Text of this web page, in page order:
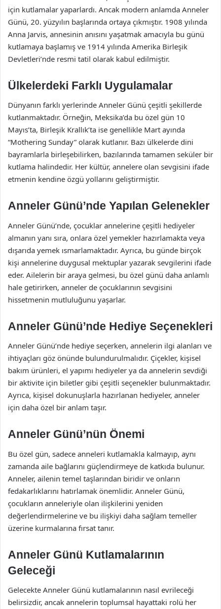
için kutlamalar yaparlardı. Ancak modern anlamda Anneler
Günü, 20. yüzyılın başlarında ortaya çıkmıştır. 1908 yılında
Anna Jarvis, annesinin anısını yaşatmak amacıyla bu günü
kutlamaya başlamış ve 1914 yılında Amerika Birleşik
Devletleri’nde resmi tatil olarak kabul edilmiştir.
Ülkelerdeki Farklı Uygulamalar
Dünyanın farklı yerlerinde Anneler Günü çeşitli şekillerde
kutlanmaktadır. Örneğin, Meksika’da bu özel gün 10
Mayıs’ta, Birleşik Krallık’ta ise genellikle Mart ayında
“Mothering Sunday” olarak kutlanır. Bazı ülkelerde dini
bayramlarla birleşebilirken, bazılarında tamamen seküler bir
kutlama halindedir. Her kültür, annelere olan sevgisini ifade
etmenin kendine özgü yollarını geliştirmiştir.
Anneler Günü’nde Yapılan Gelenekler
Anneler Günü’nde, çocuklar annelerine çeşitli hediyeler
almanın yanı sıra, onlara özel yemekler hazırlamakta veya
dışarıda yemek ısmarlamaktadır. Ayrıca, bu günde birçok
kişi annelerine duygusal mektuplar yazarak sevgilerini ifade
eder. Ailelerin bir araya gelmesi, bu özel günü daha anlamlı
hale getirirken, anneler de çocuklarının sevgisini
hissetmenin mutluluğunu yaşarlar.
Anneler Günü’nde Hediye Seçenekleri
Anneler Günü’nde hediye seçerken, annelerin ilgi alanları ve
ihtiyaçları göz önünde bulundurulmalıdır. Çiçekler, kişisel
bakım ürünleri, el yapımı hediyeler ya da annelerin sevdiği
bir aktivite için biletler gibi çeşitli seçenekler bulunmaktadır.
Ayrıca, kişisel dokunuşlarla hazırlanan hediyeler, anneler
için daha özel bir anlam taşır.
Anneler Günü’nün Önemi
Bu özel gün, sadece anneleri kutlamakla kalmayıp, aynı
zamanda aile bağlarını güçlendirmeye de katkıda bulunur.
Anneler, ailenin temel taşlarından biridir ve onların
fedakarlıklarını hatırlamak önemlidir. Anneler Günü,
çocukların anneleriyle olan ilişkilerini yeniden
değerlendirmelerine ve bu ilişkiyi daha sağlam temeller
üzerine kurmalarına fırsat tanır.
Anneler Günü Kutlamalarının
Geleceği
Gelecekte Anneler Günü kutlamalarının nasıl evrileceği
belirsizdir, ancak annelerin toplumsal hayattaki rolü her